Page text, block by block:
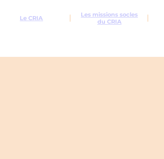
Le CRIA
Les missions socles
du CRIA